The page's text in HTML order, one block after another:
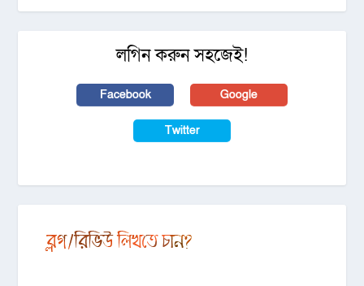
লগিন করুন সহজেই!
Facebook Google
Twitter